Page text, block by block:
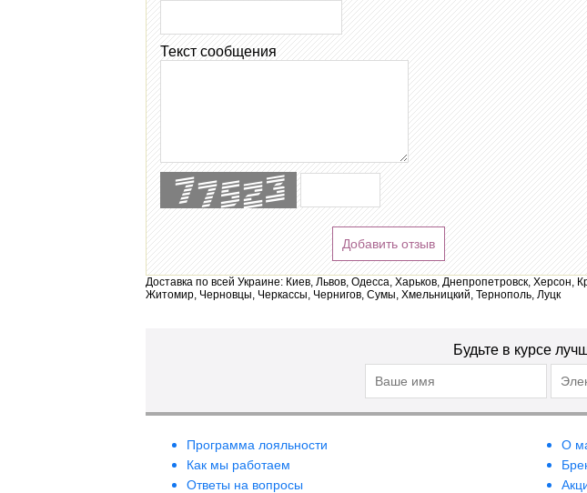
Текст сообщения
Добавить отзыв
Доставка по всей Украине: Киев, Львов, Одесса, Харьков, Днепропетровск,
Житомир, Черновцы, Черкассы, Чернигов, Сумы, Хмельницкий, Тернополь, Луцк
Будьте в курсе
Программа лояльности
Как мы работаем
Ответы на вопросы
О